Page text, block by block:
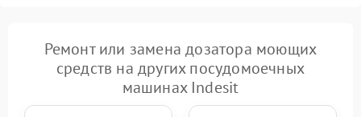
Ремонт или замена дозатора моющих
средств на других посудомоечных
машинах Indesit